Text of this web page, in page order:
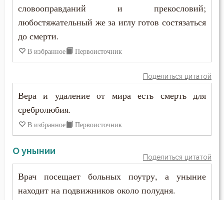
Юность
словооправданий и прекословий;
любостяжательный же за иглу готов состязаться
до смерти.
В избранное Первоисточник
Поделиться цитатой
Вера и удаление от мира есть смерть для
сребролюбия.
В избранное Первоисточник
О унынии
Поделиться цитатой
Врач посещает больных поутру, а уныние
находит на подвижников около полудня.